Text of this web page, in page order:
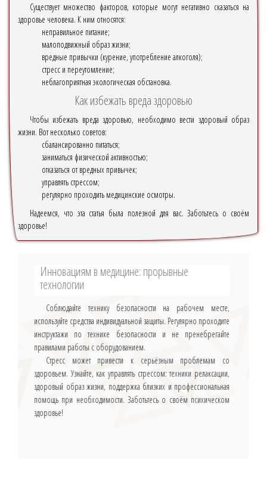
Существует множество факторов, которые могут негативно сказаться на
здоровье человека. К ним относятся:
неправильное питание;
малоподвижный образ жизни;
вредные привычки (курение, употребление алкоголя);
стресс и переутомление;
неблагоприятная экологическая обстановка.
Как избежать вреда здоровью
Чтобы избежать вреда здоровью, необходимо вести здоровый образ
жизни. Вот несколько советов:
сбалансированно питаться;
заниматься физической активностью;
отказаться от вредных привычек;
управлять стрессом;
регулярно проходить медицинские осмотры.
Надеемся, что эта статья была полезной для вас. Заботьтесь о своём
здоровье!
Инновациям в медицине: прорывные
технологии
Соблюдайте технику безопасности на рабочем месте,
используйте средства индивидуальной защиты. Регулярно проходите
инструктажи по технике безопасности и не пренебрегайте
правилами работы с оборудованием.
Стресс может привести к серьёзным проблемам со
здоровьем. Узнайте, как управлять стрессом: техники релаксации,
здоровый образ жизни, поддержка близких и профессиональная
помощь при необходимости. Заботьтесь о своём психическом
здоровье!